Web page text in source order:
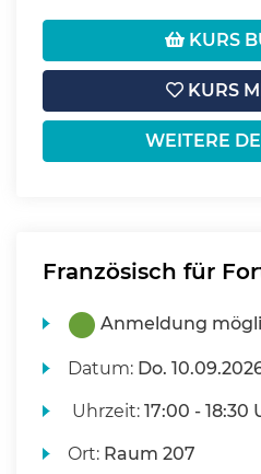
KURS
KURS
WEITERE
Französisch für
Anmeldung
Datum: Do.
Uhrzeit:17:00 - 18:30
Ort: Raum 207